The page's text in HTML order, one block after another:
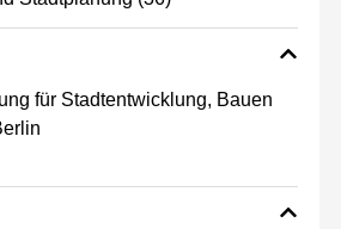
für Stadtentwicklung, Bauen